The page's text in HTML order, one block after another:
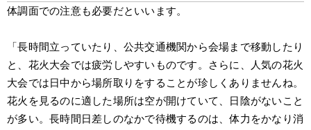
体調面での注意も必要だといいます。
「長時間立っていたり、公共交通機関から会場まで移動したり
と、花火大会では疲労しやすいものです。さらに、人気の花火
大会では日中から場所取りをすることが珍しくありませんね。
花火を見るのに適した場所は空が開けていて、日陰がないこと
が多い。長時間日差しのなかで待機するのは、体力をかなり消